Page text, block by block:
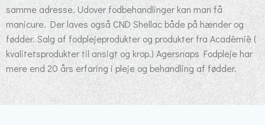
samme adresse. Udover fodbehandlinger kan man få
manicure. Der laves også CND Shellac både på hænder og
fødder. Salg af fodplejeprodukter og produkter fra Acadēmiē (
kvalitetsprodukter til ansigt og krop.) Agersnaps Fodpleje har
mere end 20 års erfaring i pleje og behandling af fødder.